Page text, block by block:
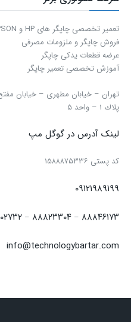
تعمیر تخصصی چاپگر های HP و EPSON
فروش چاپگر و ملزومات مصرفی
عرضه قطعات یدکی چاپگر
آموزش تخصصی تعمیر چاپگر
تهران – خیابان مطهری – خیابان
پلاك ۱ – واحد ۵
لینک آدرس در گوگل مپ
كد پستی ۱۵۸۸۸۷۵۳۳۶
۰۹۱۲۱۹۸۹۱۹۹
۸۸۸۴۶۱۷۳ – ۸۸۸۲۳۳۰۴ –
info@technologybartar.com